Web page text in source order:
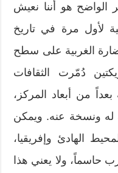
الواضح هو أننا نعيش
لأول مرة في تاريخ
الغربية على سطح
دُمّرت الثقافات
من أبعاد المركز،
له ونسخة عنه. ويمكن
الهادئ وإفريقيا،
حاسماً، ولا يعني هذا